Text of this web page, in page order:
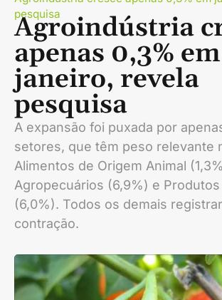
pesquisa
Agroindústria
apenas 0,3% em
janeiro, revela
pesquisa
A expansão foi puxada por
setores, que têm peso relevante
Alimentos de Origem Animal
Agropecuários (6,9%) e
(6,0%). Todos os demais
contração.